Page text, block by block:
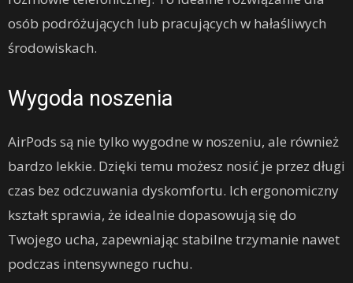
osób podróżujących lub pracujących w hałaśliwych
środowiskach.
Wygoda noszenia
AirPods są nie tylko wygodne w noszeniu, ale również
bardzo lekkie. Dzięki temu możesz nosić je przez długi
czas bez odczuwania dyskomfortu. Ich ergonomiczny
kształt sprawia, że idealnie dopasowują się do
Twojego ucha, zapewniając stabilne trzymanie nawet
podczas intensywnego ruchu.